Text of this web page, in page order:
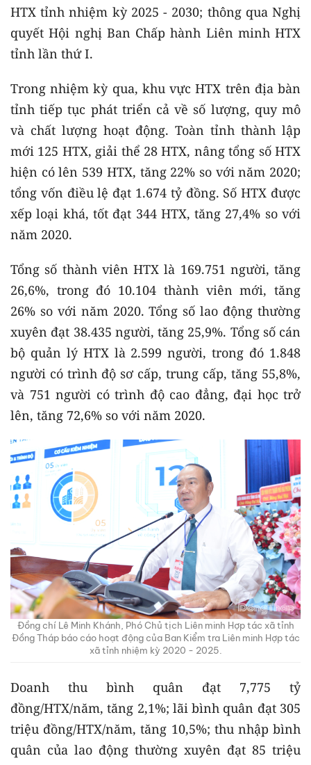
HTX tỉnh nhiệm kỳ 2025 - 2030; thông qua Nghị
quyết Hội nghị Ban Chấp hành Liên minh HTX
tỉnh lần thứ I.
Trong nhiệm kỳ qua, khu vực HTX trên địa bàn
tỉnh tiếp tục phát triển cả về số lượng, quy mô
và chất lượng hoạt động. Toàn tỉnh thành lập
mới 125 HTX, giải thể 28 HTX, nâng tổng số HTX
hiện có lên 539 HTX, tăng 22% so với năm 2020;
tổng vốn điều lệ đạt 1.674 tỷ đồng. Số HTX được
xếp loại khá, tốt đạt 344 HTX, tăng 27,4% so với
năm 2020.
Tổng số thành viên HTX là 169.751 người, tăng
26,6%, trong đó 10.104 thành viên mới, tăng
26% so với năm 2020. Tổng số lao động thường
xuyên đạt 38.435 người, tăng 25,9%. Tổng số cán
bộ quản lý HTX là 2.599 người, trong đó 1.848
người có trình độ sơ cấp, trung cấp, tăng 55,8%,
và 751 người có trình độ cao đẳng, đại học trở
lên, tăng 72,6% so với năm 2020.
Đồng chí Lê Minh Khánh, Phó Chủ tịch Liên minh Hợp tác xã tỉnh
Đồng Tháp báo cáo hoạt động của Ban Kiểm tra Liên minh Hợp tác
xã tỉnh nhiệm kỳ 2020 - 2025.
Doanh thu bình quân đạt 7,775 tỷ
đồng/HTX/năm, tăng 2,1%; lãi bình quân đạt 305
triệu đồng/HTX/năm, tăng 10,5%; thu nhập bình
quân của lao động thường xuyên đạt 85 triệu